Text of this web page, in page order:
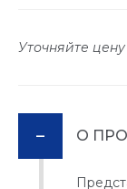
Уточняйте
О